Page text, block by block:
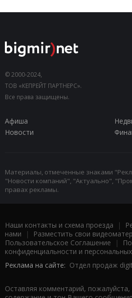
© 2000-2024,
ТОВ «КЕПРЕЙТ ПАРТНЕРС».
Все права защищены.
Афиша
Новости
Материалы, отмеченные знаками
"Новости компаний", "Актуально",
правах рекламы.
Наши контакты и схема проезда |
нами | Разместить свои
Пользовательское Соглашение |
конфиденциальности и
Реклама на сайте: Отдел продаж
Оставляя комментарий,